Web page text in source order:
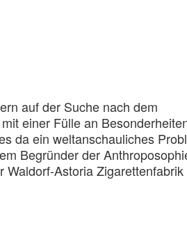
auf der Suche nach dem
einer Fülle an
da ein weltanschauliches
Begründer der
Astoria Zigarettenfabrik